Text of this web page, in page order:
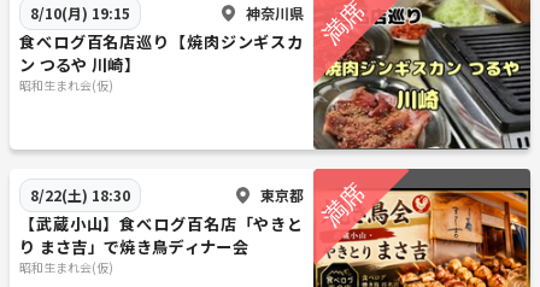
8/10(月) 19:15 神奈川県
食べログ百名店巡り【焼肉ジンギスカ
ン つるや 川崎】
昭和生まれ会(仮)
8/22(土) 18:30 東京都
【武蔵小山】食べログ百名店「やきと
り まさ吉」で焼き鳥ディナー会
昭和生まれ会(仮)